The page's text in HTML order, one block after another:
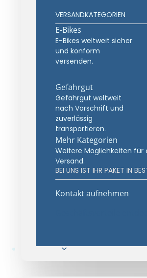
VERSANDKATEGORIEN
E-Bikes
E-Bikes weltweit sicher
und konform
versenden.
Gefahrgut
Gefahrgut weltweit
nach Vorschrift und
zuverlässig
transportieren.
Mehr Kategorien
Weitere Möglichkeiten für
Versand.
BEI UNS IST IHR PAKET IN
Kontakt aufnehmen
Lösungen